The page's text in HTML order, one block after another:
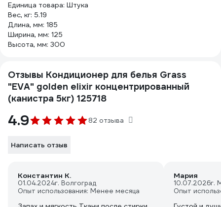
Единица товара: Штука
Вес, кг: 5.19
Длина, мм: 185
Ширина, мм: 125
Высота, мм: 300
Отзывы Кондиционер для белья Grass
"EVA" golden elixir концентрированный
(канистра 5кг) 125718
4.9 82 отзыва
Написать отзыв
Константин К.
01.04.2024г. Волгоград
Опыт использования: Менее месяца
Мария
10.07.2026г.
Опыт